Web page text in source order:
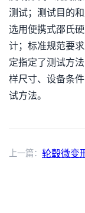
测试；测试目的
选用便携式邵氏
计；标准规范要
定指定了测试方
样尺寸、设备条
试方法。
上一篇： 轮毂微变